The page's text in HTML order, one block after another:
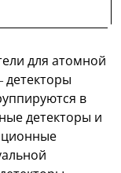
для атомной
детекторы
в
детекторы и